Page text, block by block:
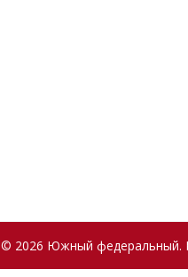
© 2026 Южный федеральный.